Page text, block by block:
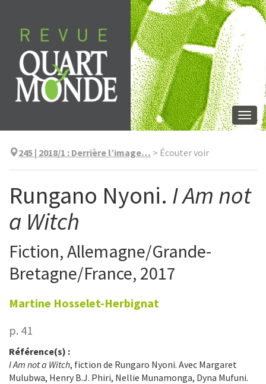
contenu
245 | 2018/1 : Derrière l’image… > Écouter voir
Rungano Nyoni. I Am not
a Witch
Fiction, Allemagne/Grande-
Bretagne/France, 2017
Martine Hosselet-Herbignat
p. 41
Référence(s) :
I Am not a Witch, fiction de Rungaro Nyoni. Avec Margaret
Mulubwa, Henry B.J. Phiri, Nellie Munamonga, Dyna Mufuni.